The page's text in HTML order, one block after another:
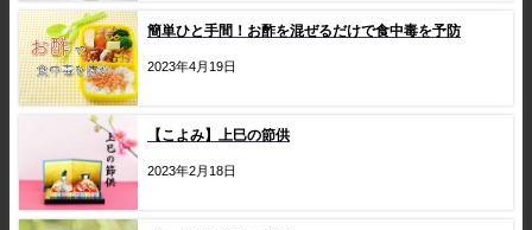
簡単ひと手間！お酢を混ぜるだけで食中毒を予防
2023年4月19日
【こよみ】上巳の節供
2023年2月18日